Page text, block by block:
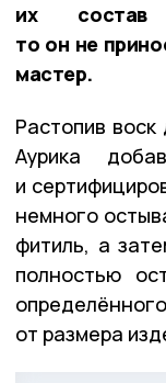
их состав
то он не
мастер.
Растопив
Аурика
и
немного
фитиль, а
полностью
от размера